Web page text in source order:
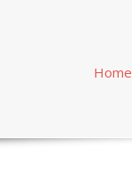
Home